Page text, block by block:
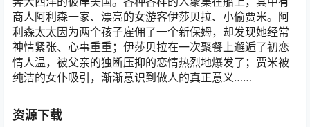
商人阿利森一家、漂亮的女游客伊莎贝拉、小偷贾米。阿
利森太太因为两个孩子雇佣了一个新保姆，却发现她经常
神情紧张、心事重重；伊莎贝拉在一次聚餐上邂逅了初恋
情人温，被父亲的独断压抑的恋情热烈地爆发了；贾米被
纯洁的女仆吸引，渐渐意识到做人的真正意义……
资源下载